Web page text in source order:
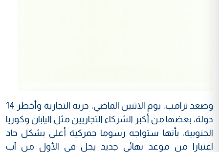
وصعد ترامب، يوم الاثنين الماضي، حربه التجارية وأخطر 14
دولة، بعضها من أكبر الشركاء التجاريين مثل اليابان وكوريا
الجنوبية، بأنها ستواجه رسوما جمركية أعلى بشكل حاد
اعتبارا من موعد نهائي جديد يحل في الأول من آب